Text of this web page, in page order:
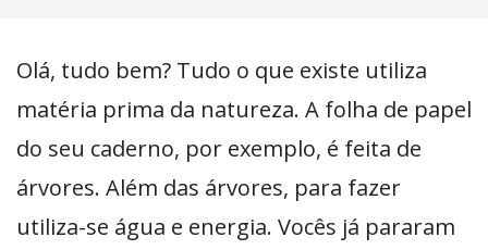
Olá, tudo bem? Tudo o que existe utiliza
matéria prima da natureza. A folha de papel
do seu caderno, por exemplo, é feita de
árvores. Além das árvores, para fazer
utiliza-se água e energia. Vocês já pararam